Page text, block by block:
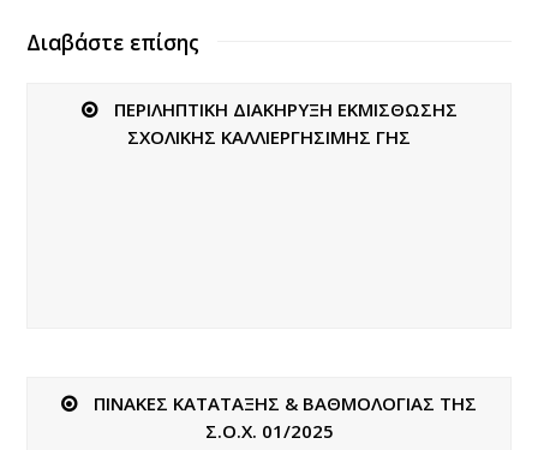
Διαβάστε επίσης
ΠΕΡΙΛΗΠΤΙΚΗ ΔΙΑΚΗΡΥΞΗ ΕΚΜΙΣΘΩΣΗΣ
ΣΧΟΛΙΚΗΣ ΚΑΛΛΙΕΡΓΗΣΙΜΗΣ ΓΗΣ
ΠΙΝΑΚΕΣ ΚΑΤΑΤΑΞΗΣ & ΒΑΘΜΟΛΟΓΙΑΣ ΤΗΣ
Σ.Ο.Χ. 01/2025